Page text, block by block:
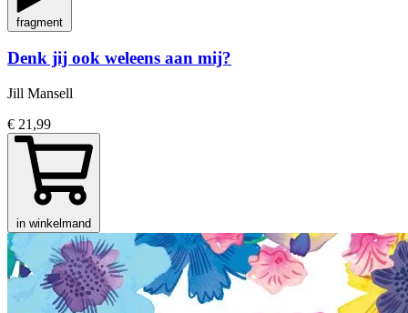
fragment
Denk jij ook weleens aan mij?
Jill Mansell
€ 21,99
in winkelmand